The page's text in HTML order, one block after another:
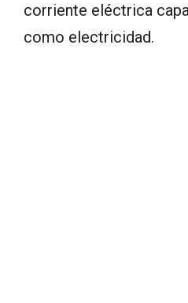
corriente eléctrica
como electricidad.